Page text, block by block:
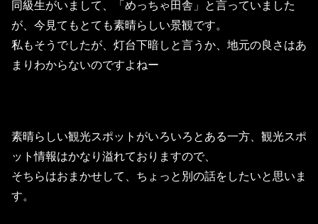
同級生がいまして、「めっちゃ田舎」と言っていました
が、今見てもとても素晴らしい景観です。
私もそうでしたが、灯台下暗しと言うか、地元の良さはあ
まりわからないのですよねー
素晴らしい観光スポットがいろいろとある一方、観光スポ
ット情報はかなり溢れておりますので、
そちらはおまかせして、ちょっと別の話をしたいと思いま
す。